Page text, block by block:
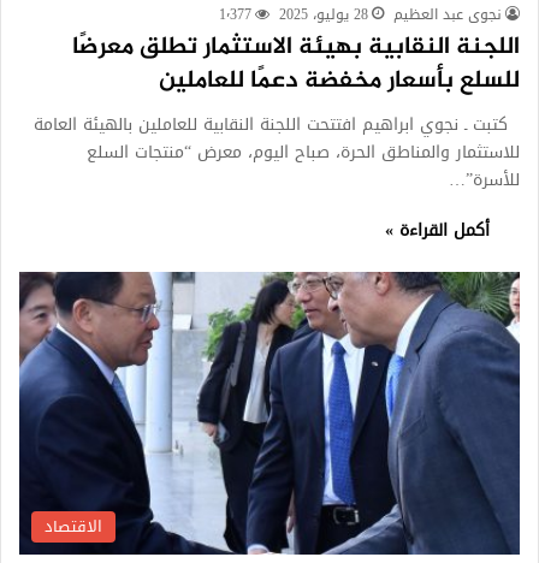
نجوى عبد العظيم 28 يوليو، 2025 1٬377
اللجنة النقابية بهيئة الاستثمار تطلق معرضًا
للسلع بأسعار مخفضة دعمًا للعاملين
كتبت ـ نجوي ابراهيم افتتحت اللجنة النقابية للعاملين بالهيئة العامة
للاستثمار والمناطق الحرة، صباح اليوم، معرض “منتجات السلع
للأسرة”…
أكمل القراءة »
الاقتصاد